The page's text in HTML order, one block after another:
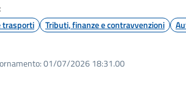
trasporti Tributi, finanze e contravvenzioni
01/07/2026 18:31.00